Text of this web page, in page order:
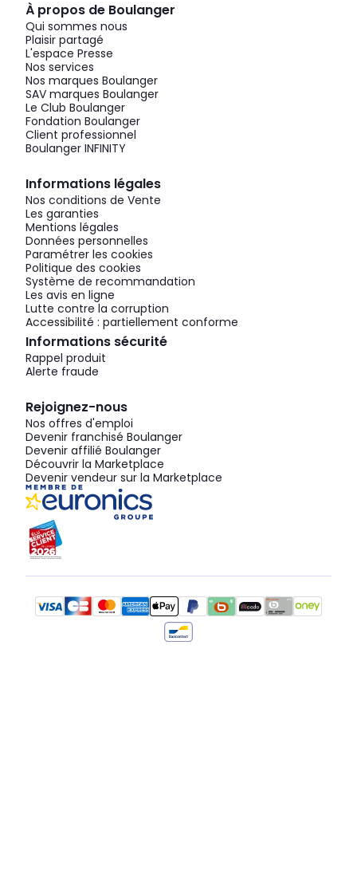
À propos de Boulanger
Qui sommes nous
Plaisir partagé
L'espace Presse
Nos services
Nos marques Boulanger
SAV marques Boulanger
Le Club Boulanger
Fondation Boulanger
Client professionnel
Boulanger INFINITY
Informations légales
Nos conditions de Vente
Les garanties
Mentions légales
Données personnelles
Paramétrer les cookies
Politique des cookies
Système de recommandation
Les avis en ligne
Lutte contre la corruption
Accessibilité : partiellement conforme
Informations sécurité
Rappel produit
Alerte fraude
Rejoignez-nous
Nos offres d'emploi
Devenir franchisé Boulanger
Devenir affilié Boulanger
Découvrir la Marketplace
Devenir vendeur sur la Marketplace